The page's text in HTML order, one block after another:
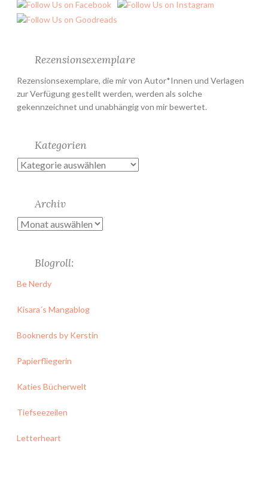
Rezensionsexemplare
Rezensionsexemplare, die mir von Autor*Innen und Verlagen
zur Verfügung gestellt werden, werden als solche
gekennzeichnet und unabhängig von mir bewertet.
Kategorien
Kategorien
Archiv
Archiv
Blogroll:
Be Nerdy
Kisara´s Mangablog
Booknerds by Kerstin
Papierfliegerin
Katies Bücherwelt
Tiefseezeilen
Letterheart